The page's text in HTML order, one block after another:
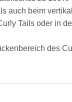
auch beim
Tails oder in
des